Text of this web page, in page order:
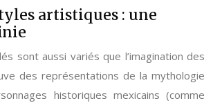
artistiques : une
sont aussi variés que l’imagination des
des représentations de la mythologie
historiques mexicains (comme